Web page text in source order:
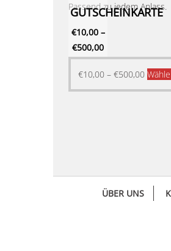
Passend zu jedem Anlass.
GUTSCHEINKARTE
€10,00–
€500,00
€10,00 – €500,00
ÜBER UNS